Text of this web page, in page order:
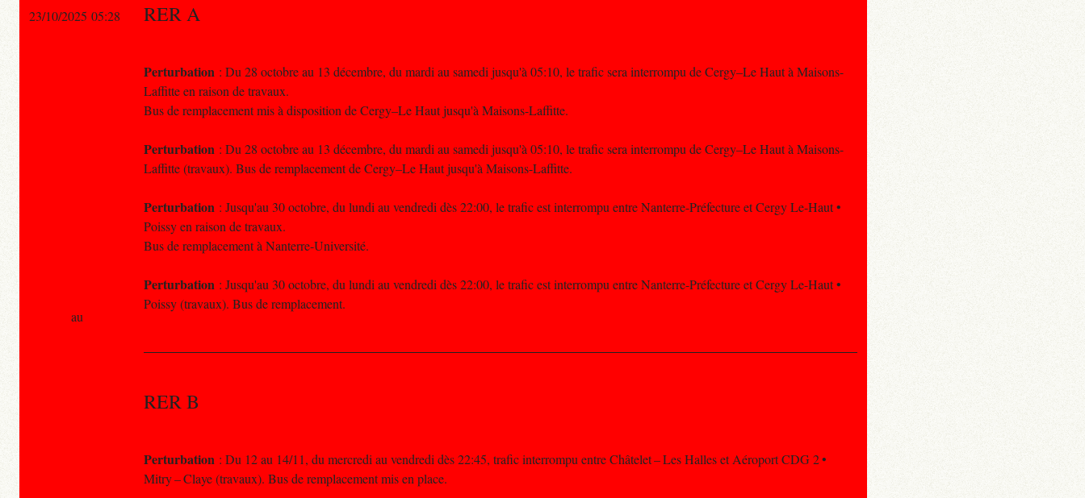
23/10/2025 05:28 RER A
Perturbation : Du 28 octobre au 13 décembre, du mardi au samedi jusqu'à 05:10, le trafic sera interrompu de Cergy–Le Haut à Maisons-
Laffitte en raison de travaux.
Bus de remplacement mis à disposition de Cergy–Le Haut jusqu'à Maisons-Laffitte.
Perturbation : Du 28 octobre au 13 décembre, du mardi au samedi jusqu'à 05:10, le trafic sera interrompu de Cergy–Le Haut à Maisons-
Laffitte (travaux). Bus de remplacement de Cergy–Le Haut jusqu'à Maisons-Laffitte.
Perturbation : Jusqu'au 30 octobre, du lundi au vendredi dès 22:00, le trafic est interrompu entre Nanterre-Préfecture et Cergy Le-Haut •
Poissy en raison de travaux.
Bus de remplacement à Nanterre-Université.
Perturbation : Jusqu'au 30 octobre, du lundi au vendredi dès 22:00, le trafic est interrompu entre Nanterre-Préfecture et Cergy Le-Haut •
Poissy (travaux). Bus de remplacement.
RER B
Perturbation : Du 12 au 14/11, du mercredi au vendredi dès 22:45, trafic interrompu entre Châtelet – Les Halles et Aéroport CDG 2 •
Mitry – Claye (travaux). Bus de remplacement mis en place.
au